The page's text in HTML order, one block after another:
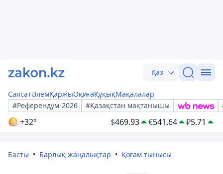
Қаз
СаясатӘлемҚаржыОқиғаҚұқықМақалалар
#Референдум-2026
#Қазақстан мақтанышы
+32° $469.93 €541.64 ₽5.71
Басты Барлық жаңалықтар Қоғам тынысы